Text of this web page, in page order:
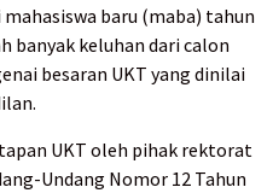
baru (maba) tahun
banyak keluhan dari calon
besaran UKT yang dinilai
UKT oleh pihak rektorat
Undang Nomor 12 Tahun